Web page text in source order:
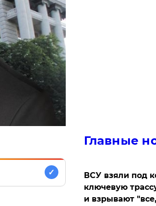
✓
Главные
ВСУ взяли под
ключевую
и взрывают